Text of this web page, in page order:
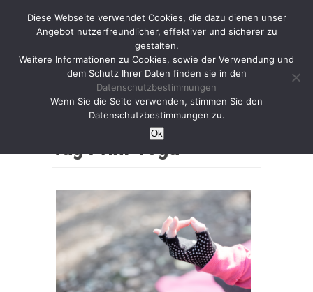
Home
vini-Yoga
Diese Webseite verwendet Cookies, die dazu dienen unser
Angebot nutzerfreundlicher, effektiver und sicherer zu
gestalten.
Weitere Informationen zu Cookies, sowie der Verwendung und
dem Schutz Ihrer Daten finden sie in den
Datenschutzbestimmungen
Wenn Sie die Seite verwenden, stimmen Sie den
Datenschutzbestimmungen zu.
Ok